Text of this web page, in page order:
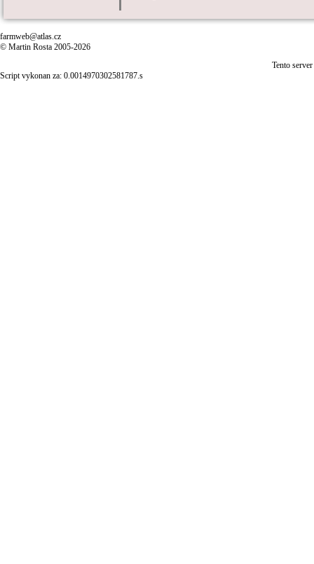
farmweb@atlas.cz
© Martin Rosta 2005-2026
Tento
Script vykonan za: 0.0014970302581787.s